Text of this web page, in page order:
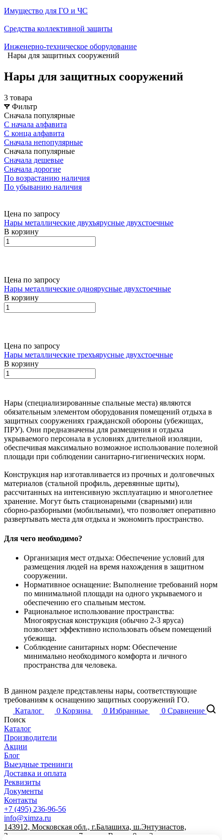
Имущество для ГО и ЧС
Средства коллективной защиты
Инженерно-техническое оборудование
Нары для защитных сооружений
Нары для защитных сооружений
3 товара
Фильтр
Сначала популярные
С начала алфавита
С конца алфавита
Сначала непопулярные
Сначала популярные
Сначала дешевые
Сначала дорогие
По возрастанию наличия
По убыванию наличия
Цена по запросу
Нары металлические двухъярусные двухстоечные
В корзину
Цена по запросу
Нары металлические одноярусные двухстоечные
В корзину
Цена по запросу
Нары металлические трехъярусные двухстоечные
В корзину
Нары (специализированные спальные места) являются
обязательным элементом оборудования помещений отдыха в
защитных сооружениях гражданской обороны (убежищах,
ПРУ). Они предназначены для размещения и отдыха
укрываемого персонала в условиях длительной изоляции,
обеспечивая максимально возможное использование полезной
площади при соблюдении санитарно-гигиенических норм.
Конструкция нар изготавливается из прочных и долговечных
материалов (стальной профиль, деревянные щиты),
рассчитанных на интенсивную эксплуатацию и многолетнее
хранение. Могут быть стационарными (сварными) или
сборно-разборными (мобильными), что позволяет оперативно
развертывать места для отдыха и экономить пространство.
Для чего необходимо?
Организация мест отдыха: Обеспечение условий для
размещения людей на время нахождения в защитном
сооружении.
Нормативное оснащение: Выполнение требований норм
по минимальной площади на одного укрываемого и
обеспечению его спальным местом.
Рациональное использование пространства:
Многоярусная конструкция (обычно 2-3 яруса)
позволяет эффективно использовать объем помещений
убежища.
Соблюдение санитарных норм: Обеспечение
минимально необходимого комфорта и личного
пространства для человека.
В данном разделе представлены нары, соответствующие
требованиям к оснащению защитных сооружений ГО.
Каталог
0 Корзина 0 Избранные 0 Сравнение
Поиск
Каталог
Производители
Акции
Блог
Выездные тренинги
Доставка и оплата
Реквизиты
Документы
Контакты
+7 (495) 236-96-56
info@ximza.ru
143912, Московская обл., г.Балашиха, ш.Энтузиастов,
Западная промзона, д.7, литер В, пом.9, эт.2